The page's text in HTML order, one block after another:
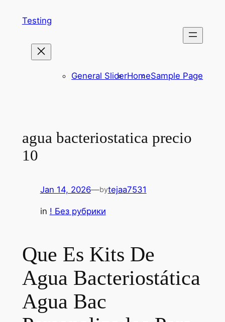
Testing
General SliderHomeSample Page
agua bacteriostatica precio
10
Jan 14, 2026—bytejaa7531
in ! Без рубрики
Que Es Kits De
Agua Bacteriostática
Agua Bac